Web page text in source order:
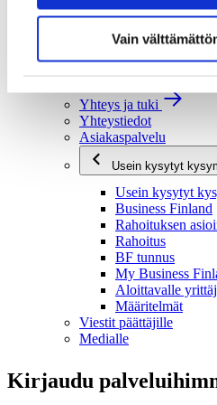
Vain
Ajankohtaista
Uutiset
Tapahtumat
Yhteys ja tuki
Yhteystiedot
Asiakaspalvelu
Usein kysytyt
Usein kysytyt
Business Finland
Rahoituksen
Rahoitus
BF tunnus
My Business
Aloittavalle
Määritelmät
Viestit päättäjille
Medialle
Kirjaudu